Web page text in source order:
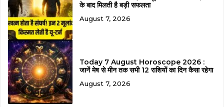
के बाद मिलती है बड़ी सफलता
August 7, 2026
Today 7 August Horoscope 2026 :
जानें मेष से मीन तक सभी 12 राशियों का दिन कैसा रहेगा
August 7, 2026